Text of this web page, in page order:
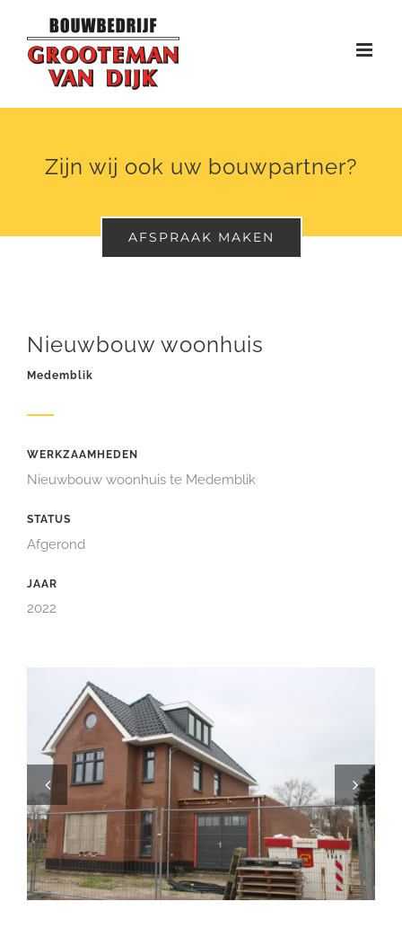
Zijn wij ook uw bouwpartner?
AFSPRAAK MAKEN
Nieuwbouw woonhuis
Medemblik
WERKZAAMHEDEN
Nieuwbouw woonhuis te Medemblik
STATUS
Afgerond
JAAR
2022